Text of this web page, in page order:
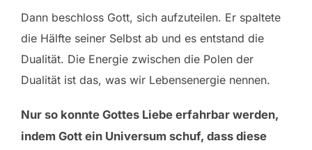
Dann beschloss Gott, sich aufzuteilen. Er spaltete
die Hälfte seiner Selbst ab und es entstand die
Dualität. Die Energie zwischen die Polen der
Dualität ist das, was wir Lebensenergie nennen.
Nur so konnte Gottes Liebe erfahrbar werden,
indem Gott ein Universum schuf, dass diese